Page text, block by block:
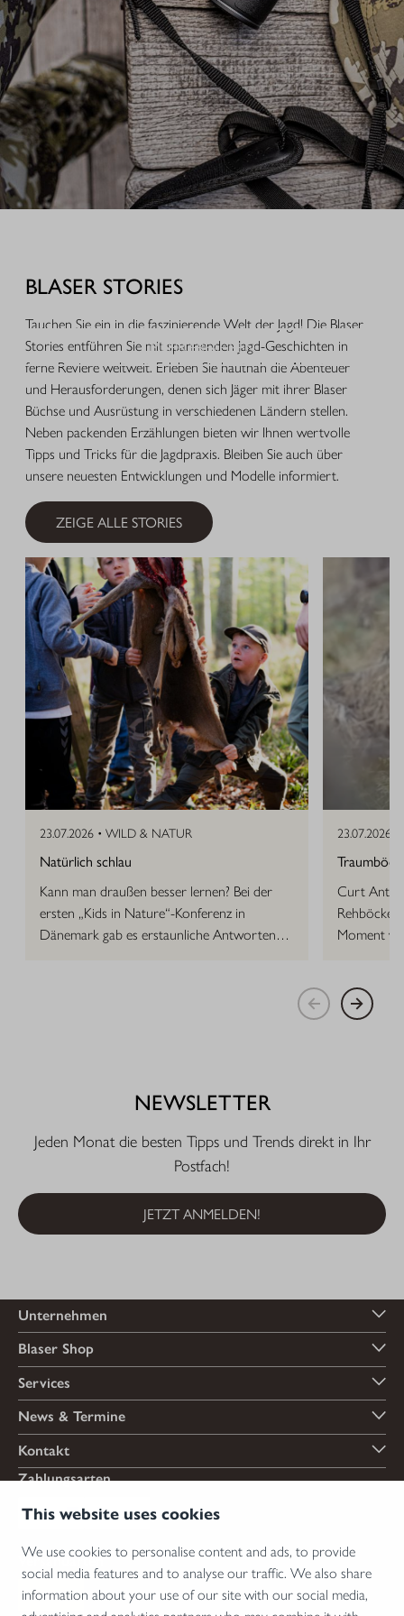
This website uses cookies
We use cookies to personalise content and ads, to provide
social media features and to analyse our traffic. We also share
information about your use of our site with our social media,
AUSRÜSTUNG FÜR IHREN JAGDERFOLG
Freizeit.
MEHR ERFAHREN
BLASER STORIES
Tauchen Sie ein in die faszinierende Welt der Jagd! Die Blaser
Stories entführen Sie mit spannenden Jagd-Geschichten in
ferne Reviere weltweit. Erleben Sie hautnah die Abenteuer
und Herausforderungen, denen sich Jäger mit ihrer Blaser
Büchse und Ausrüstung in verschiedenen Ländern stellen.
Neben packenden Erzählungen bieten wir Ihnen wertvolle
Tipps und Tricks für die Jagdpraxis. Bleiben Sie auch über
unsere neuesten Entwicklungen und Modelle informiert.
ZEIGE ALLE STORIES
23.07.2026 • WILD & NATUR
Natürlich schlau
Kann man draußen besser lernen? Bei der
ersten „Kids in Nature“-Konferenz in
Dänemark gab es erstaunliche Antworten
23.07.2026 •
Curt Anton
Rehböcke,
Moment
NEWSLETTER
Jeden Monat die besten Tipps und Trends direkt in Ihr
Postfach!
JETZT ANMELDEN!
Unternehmen
Blaser Shop
Services
News & Termine
Kontakt
Zahlungsarten
Versandarten